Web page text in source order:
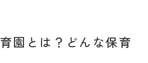
園とは？どんな保育